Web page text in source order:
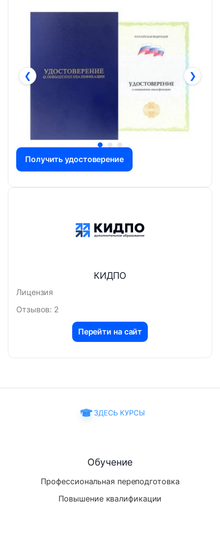
❮ ❯
Получить удостоверение
КИДПО
Лицензия
Отзывов: 2
Перейти на сайт
Обучение
Профессиональная переподготовка
Повышение квалификации